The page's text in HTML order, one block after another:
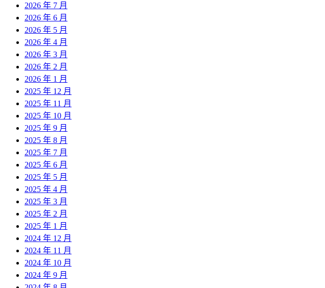
2026 年 7 月
2026 年 6 月
2026 年 5 月
2026 年 4 月
2026 年 3 月
2026 年 2 月
2026 年 1 月
2025 年 12 月
2025 年 11 月
2025 年 10 月
2025 年 9 月
2025 年 8 月
2025 年 7 月
2025 年 6 月
2025 年 5 月
2025 年 4 月
2025 年 3 月
2025 年 2 月
2025 年 1 月
2024 年 12 月
2024 年 11 月
2024 年 10 月
2024 年 9 月